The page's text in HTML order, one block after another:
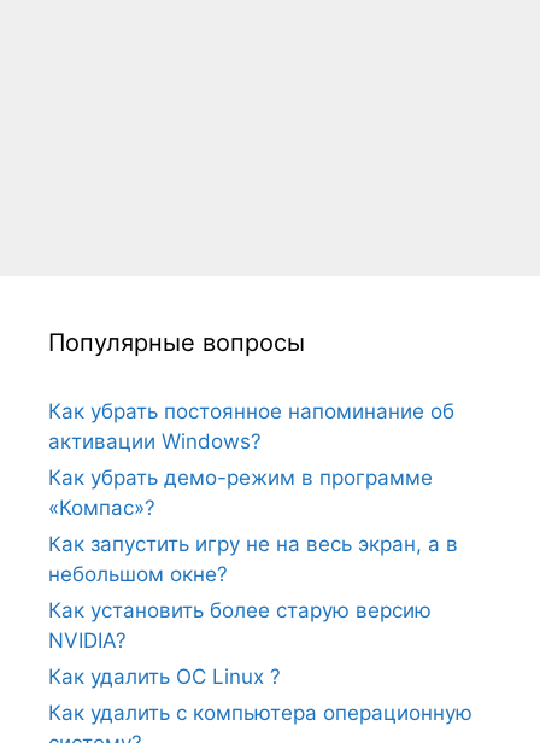
Популярные вопросы
Как убрать постоянное напоминание об
активации Windows?
Как убрать демо-режим в программе
«Компас»?
Как запустить игру не на весь экран, а в
небольшом окне?
Как установить более старую версию
NVIDIA?
Как удалить ОС Linux ?
Как удалить с компьютера операционную